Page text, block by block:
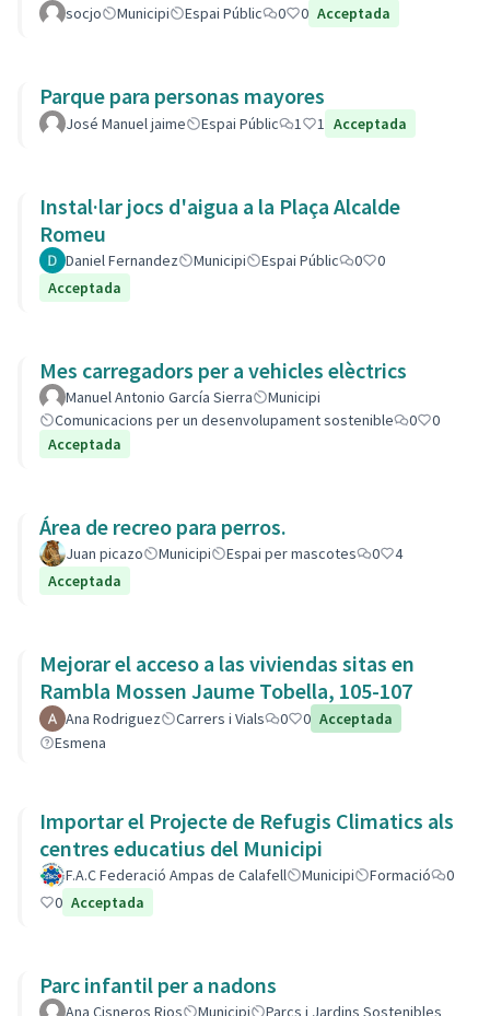
socjo Municipi Espai Públic 0 0 Acceptada
Parque para personas mayores
José Manuel jaime Espai Públic 1 1 Acceptada
Instal·lar jocs d'aigua a la Plaça Alcalde
Romeu
Daniel Fernandez Municipi Espai Públic 0
0
Acceptada
Mes carregadors per a vehicles elèctrics
Manuel Antonio García Sierra
Municipi
Comunicacions per un desenvolupament sostenible
0
0
Acceptada
Área de recreo para perros.
Juan picazo Municipi Espai per mascotes 0
4
Acceptada
Mejorar el acceso a las viviendas sitas en
Rambla Mossen Jaume Tobella, 105-107
Ana Rodriguez Carrers i Vials 0 0 Acceptada
Esmena
Importar el Projecte de Refugis Climatics als
centres educatius del Municipi
F.A.C Federació Ampas de Calafell Municipi Formació
0
0 Acceptada
Parc infantil per a nadons
Ana Cisneros Rios Municipi Parcs i Jardins Sostenibles